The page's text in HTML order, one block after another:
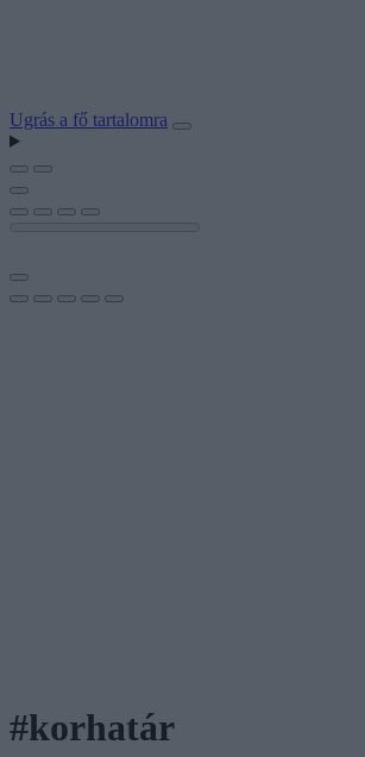
Ugrás a fő tartalomra
#korhatár